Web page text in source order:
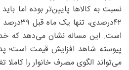
نسبت به کالاها پایین‌تر بوده اما
است. این مساله نشان می‌دهد که
پیوسته شاهد افزایش قیمت است؛
می‌تواند الگوی مصرف خانوار را کاملا